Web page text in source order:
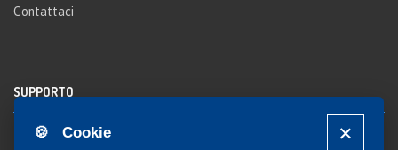
🍪 Cookie
Contattaci
SUPPORTO
Registrazione al sito